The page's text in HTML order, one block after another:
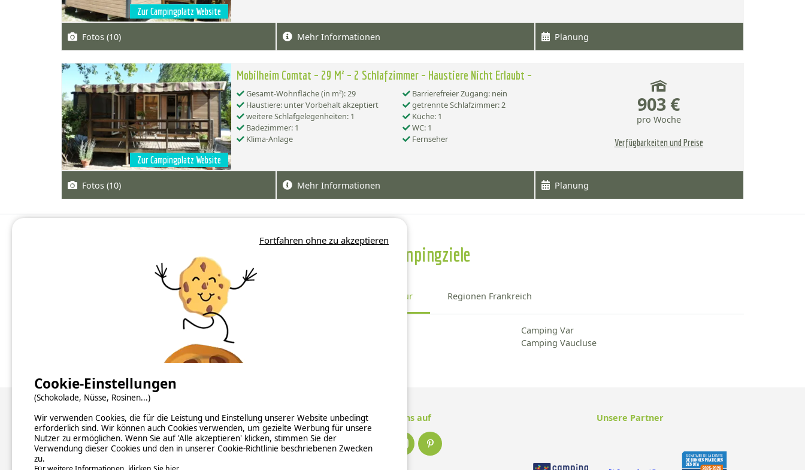
Zur Campingplatz Website
Fotos (10) Mehr Informationen Planung
Zur Campingplatz Website
Mobilheim Comtat – 29 M² – 2 Schlafzimmer – Haustiere Nicht Erlaubt –
Gesamt-Wohnfläche (in m²): 29
Barrierefreier Zugang: nein
Haustiere: unter Vorbehalt akzeptiert
getrennte Schlafzimmer: 2
weitere Schlafgelegenheiten: 1
Küche: 1
Badezimmer: 1
WC: 1
Klima-Anlage
Fernseher
903 €
pro Woche
Verfügbarkeiten und Preise
Fotos (10) Mehr Informationen Planung
Weitere Campingziele
Bezirk Provence-Alpes-Côte d'Azur Regionen Frankreich
Camping Alpes-de-Haute-Provence
Camping Bouches-du-Rhône
Camping Var
Camping Vaucluse
Über uns
Hintergrundinformationen
Newsletter abonnieren
Verzeichnis der Campingplätze nach Ländern
Folge uns auf Unsere Partner
Fortfahren ohne zu akzeptieren
Cookie-Einstellungen
(Schokolade, Nüsse, Rosinen...)
Wir verwenden Cookies, die für die Leistung und Einstellung unserer Website unbedingt
erforderlich sind. Wir können auch Cookies verwenden, um gezielte Werbung für unsere
Nutzer zu ermöglichen. Wenn Sie auf 'Alle akzeptieren' klicken, stimmen Sie der
Verwendung dieser Cookies und den in unserer Cookie-Richtlinie beschriebenen Zwecken
zu.